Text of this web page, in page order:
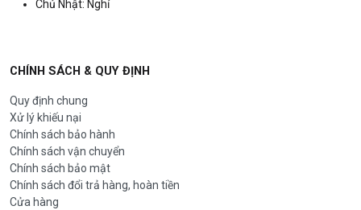
400W, chiếu sáng diện rộng ngoài trời |
góc xoay linh hoạt, dễ điều chỉnh
hướng sáng | FV; 24T
807.nlmt.400.G.10
Bảo hành: 24 tháng
Đèn Kungfu 300W chóng chói | FV; 24T
382.nlmt.300.K.8
Bảo hành: 24 tháng
Chủ Nhật: Nghỉ
CHÍNH SÁCH & QUY ĐỊNH
Quy định chung
Xử lý khiếu nại
Chính sách bảo hành
Chính sách vận chuyển
Chính sách bảo mật
Chính sách đổi trả hàng, hoàn tiền
Cửa hàng